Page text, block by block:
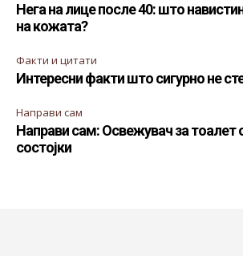
Нега на лице после 40: што
на кожата?
Факти и цитати
Интересни факти што сигурно не
Направи сам
Направи сам: Освежувач за тоалет
состојки